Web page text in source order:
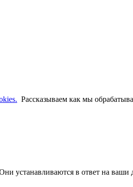
Рассказываем как мы
устанавливаются в ответ на ваши